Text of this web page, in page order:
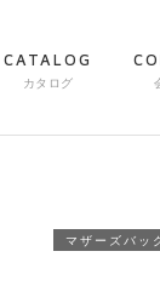
CATALOG
カタログ
マザーズバッ